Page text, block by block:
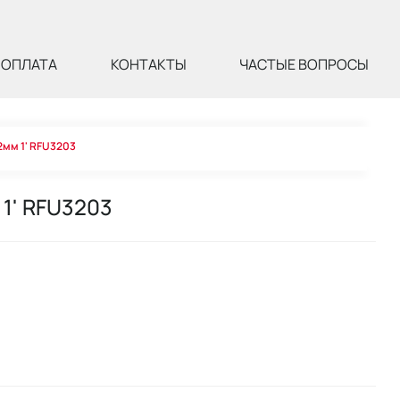
ОПЛАТА КОНТАКТЫ ЧАСТЫЕ ВОПРОСЫ
1' RFU3203
RFU3203